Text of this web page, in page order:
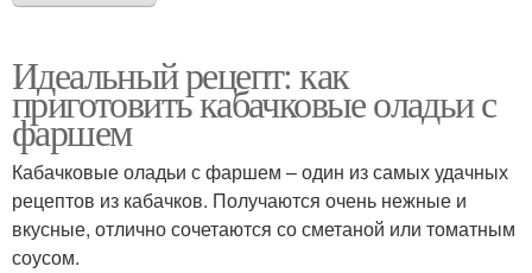
Идеальный рецепт: как
приготовить кабачковые оладьи с
фаршем
Кабачковые оладьи с фаршем – один из самых удачных
рецептов из кабачков. Получаются очень нежные и
вкусные, отлично сочетаются со сметаной или томатным
соусом.